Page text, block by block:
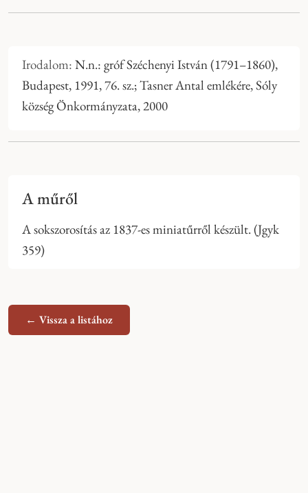
Irodalom: N.n.: gróf Széchenyi István (1791–1860),
Budapest, 1991, 76. sz.; Tasner Antal emlékére, Sóly
község Önkormányzata, 2000
A műről
A sokszorosítás az 1837-es miniatűrről készült. (Jgyk
359)
← Vissza a listához